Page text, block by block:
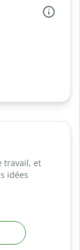
travail, et
idées